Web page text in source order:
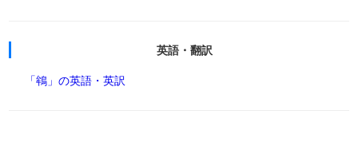
英語・翻訳
「鴾」の英語・英訳